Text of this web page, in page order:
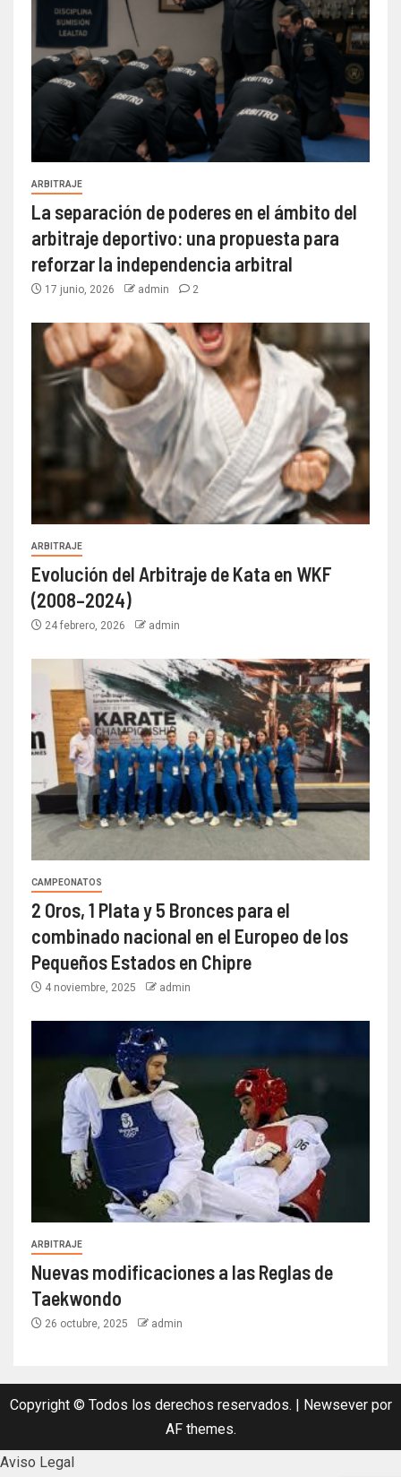
ARBITRAJE
La separación de poderes en el ámbito del
arbitraje deportivo: una propuesta para
reforzar la independencia arbitral
17 junio, 2026 admin 2
ARBITRAJE
Evolución del Arbitraje de Kata en WKF
(2008–2024)
24 febrero, 2026 admin
CAMPEONATOS
2 Oros, 1 Plata y 5 Bronces para el
combinado nacional en el Europeo de los
Pequeños Estados en Chipre
4 noviembre, 2025 admin
ARBITRAJE
Nuevas modificaciones a las Reglas de
Taekwondo
26 octubre, 2025 admin
Copyright © Todos los derechos reservados. | Newseverpor
AF themes.
Aviso Legal